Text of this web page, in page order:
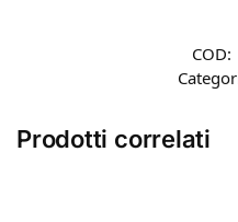
COD:
Prodotti correlati